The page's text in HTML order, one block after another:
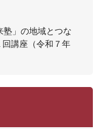
」の地域とつな
講座（令和７年